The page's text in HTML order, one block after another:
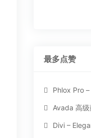
最多点赞
Phlox Pro – 多用途
Avada 高级商
Divi –